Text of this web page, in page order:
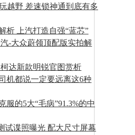
越野 差速锁神通到底有多
析 上汽打造自强“蓝芯”
-大众蔚领顶配版实拍解
达新款明锐官图赏析
机都说一定要远离这6种
服的5大“毛病”91.3%的中
试谍照曝光 配大尺寸屏幕